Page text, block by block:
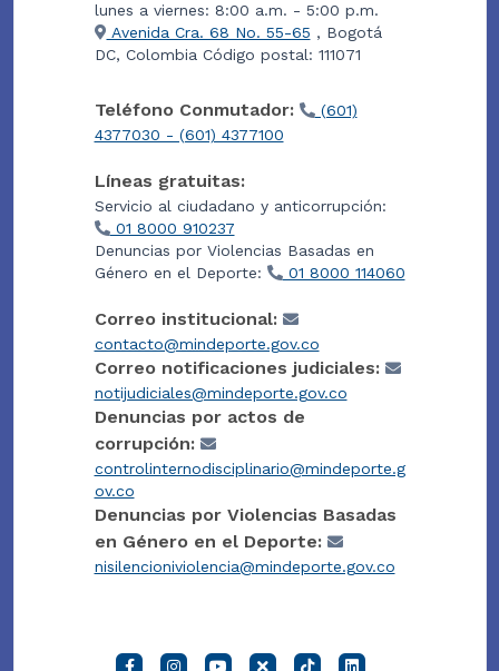
lunes a viernes: 8:00 a.m. - 5:00 p.m.
Avenida Cra. 68 No. 55-65 , Bogotá
DC, Colombia Código postal: 111071
Teléfono Conmutador:
(601)
4377030 - (601) 4377100
Líneas gratuitas:
Servicio al ciudadano y anticorrupción:
01 8000 910237
Denuncias por Violencias Basadas en
Género en el Deporte:
01 8000 114060
Correo institucional:
contacto@mindeporte.gov.co
Correo notificaciones judiciales:
notijudiciales@mindeporte.gov.co
Denuncias por actos de
corrupción:
controlinternodisciplinario@mindeporte.g
ov.co
Denuncias por Violencias Basadas
en Género en el Deporte:
nisilencioniviolencia@mindeporte.gov.co